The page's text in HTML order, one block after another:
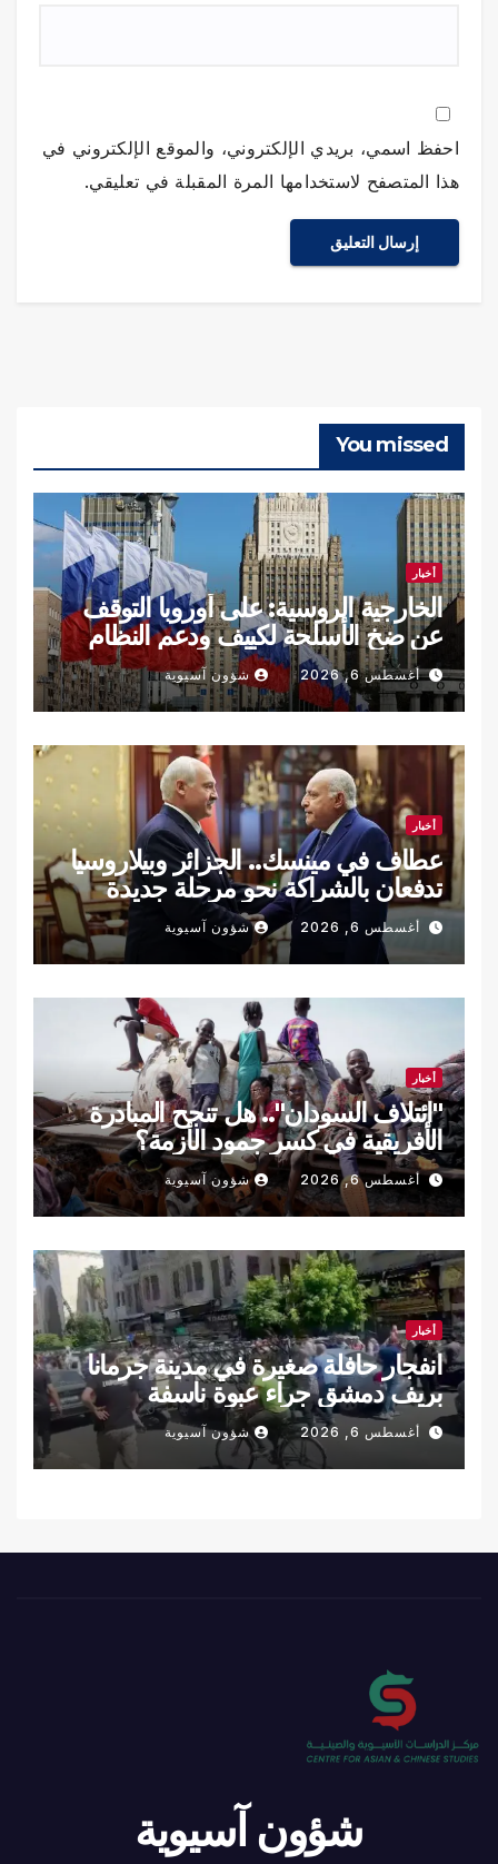
احفظ اسمي، بريدي الإلكتروني، والموقع الإلكتروني في
هذا المتصفح لاستخدامها المرة المقبلة في تعليقي.
You missed
أخبار
الخارجية الروسية: على أوروبا التوقف
عن ضخ الأسلحة لكييف ودعم النظام
النازي
أغسطس 6, 2026 شؤون آسيوية
أخبار
عطاف في مينسك.. الجزائر وبيلاروسيا
تدفعان بالشراكة نحو مرحلة جديدة
أغسطس 6, 2026 شؤون آسيوية
أخبار
"ائتلاف السودان".. هل تنجح المبادرة
الأفريقية في كسر جمود الأزمة؟
أغسطس 6, 2026 شؤون آسيوية
أخبار
انفجار حافلة صغيرة في مدينة جرمانا
بريف دمشق جراء عبوة ناسفة
أغسطس 6, 2026 شؤون آسيوية
شؤون آسيوية